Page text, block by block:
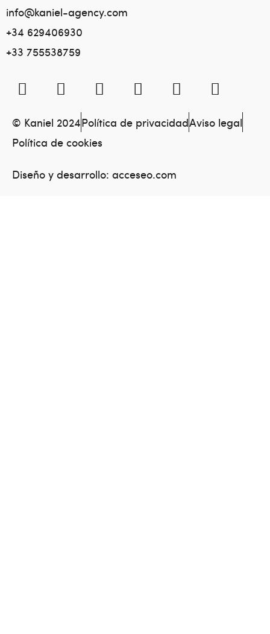
info@kaniel-agency.com
+34 629406930
+33 755538759
© Kaniel 2024Política de privacidadAviso legal
Política de cookies
Diseño y desarrollo: acceseo.com